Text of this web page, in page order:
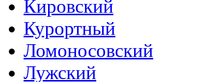
Кировский
Курортный
Ломоносовский
Лужский